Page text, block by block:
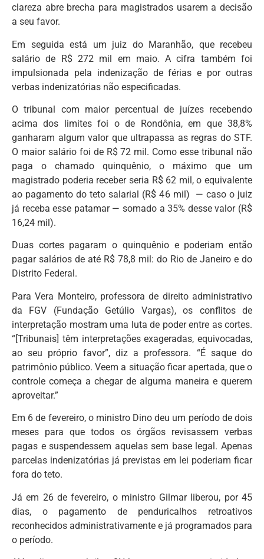
clareza abre brecha para magistrados usarem a decisão
a seu favor.
Em seguida está um juiz do Maranhão, que recebeu
salário de R$ 272 mil em maio. A cifra também foi
impulsionada pela indenização de férias e por outras
verbas indenizatórias não especificadas.
O tribunal com maior percentual de juízes recebendo
acima dos limites foi o de Rondônia, em que 38,8%
ganharam algum valor que ultrapassa as regras do STF.
O maior salário foi de R$ 72 mil. Como esse tribunal não
paga o chamado quinquênio, o máximo que um
magistrado poderia receber seria R$ 62 mil, o equivalente
ao pagamento do teto salarial (R$ 46 mil) — caso o juiz
já receba esse patamar — somado a 35% desse valor (R$
16,24 mil).
Duas cortes pagaram o quinquênio e poderiam então
pagar salários de até R$ 78,8 mil: do Rio de Janeiro e do
Distrito Federal.
Para Vera Monteiro, professora de direito administrativo
da FGV (Fundação Getúlio Vargas), os conflitos de
interpretação mostram uma luta de poder entre as cortes.
“[Tribunais] têm interpretações exageradas, equivocadas,
ao seu próprio favor”, diz a professora. “É saque do
patrimônio público. Veem a situação ficar apertada, que o
controle começa a chegar de alguma maneira e querem
aproveitar.”
Em 6 de fevereiro, o ministro Dino deu um período de dois
meses para que todos os órgãos revisassem verbas
pagas e suspendessem aquelas sem base legal. Apenas
parcelas indenizatórias já previstas em lei poderiam ficar
fora do teto.
Já em 26 de fevereiro, o ministro Gilmar liberou, por 45
dias, o pagamento de penduricalhos retroativos
reconhecidos administrativamente e já programados para
o período.